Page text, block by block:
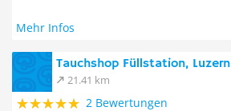
Mehr Infos
Tauchshop Füllstation, Luzern
21.41 km
2 Bewertungen